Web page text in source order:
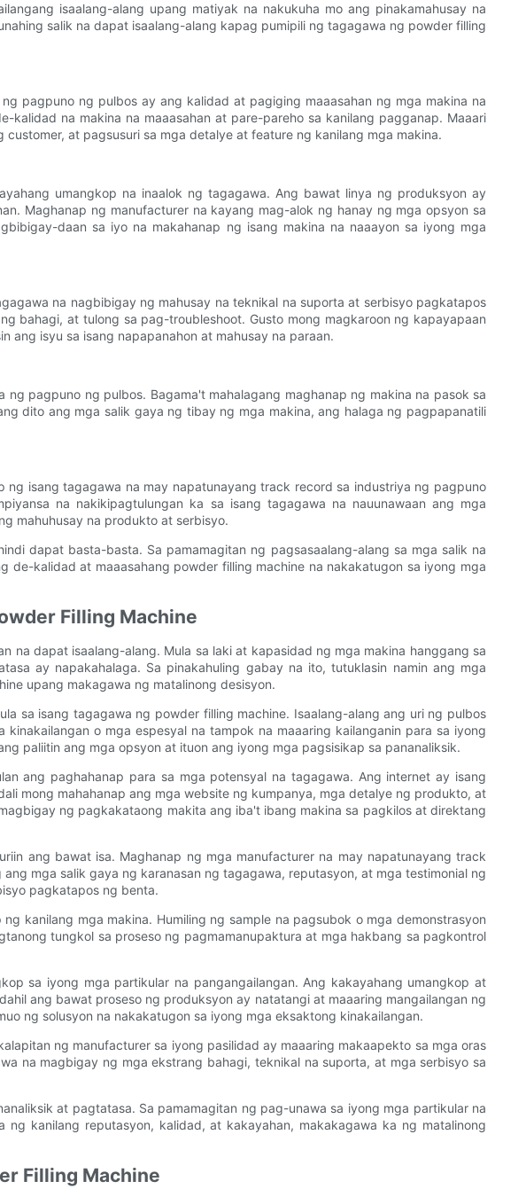
isaalang-alang upang matiyak na nakukuha mo ang pinakamahusay na
salik na dapat isaalang-alang kapag pumipili ng tagagawa ng powder filling
pagpuno ng pulbos ay ang kalidad at pagiging maaasahan ng mga makina na
na makina na maaasahan at pare-pareho sa kanilang pagganap. Maaari
at pagsusuri sa mga detalye at feature ng kanilang mga makina.
umangkop na inaalok ng tagagawa. Ang bawat linya ng produksyon ay
Maghanap ng manufacturer na kayang mag-alok ng hanay ng mga opsyon sa
daan sa iyo na makahanap ng isang makina na naaayon sa iyong mga
na nagbibigay ng mahusay na teknikal na suporta at serbisyo pagkatapos
bahagi, at tulong sa pag-troubleshoot. Gusto mong magkaroon ng kapayapaan
ang isyu sa isang napapanahon at mahusay na paraan.
pagpuno ng pulbos. Bagama't mahalagang maghanap ng makina na pasok sa
dito ang mga salik gaya ng tibay ng mga makina, ang halaga ng pagpapanatili
isang tagagawa na may napatunayang track record sa industriya ng pagpuno
na nakikipagtulungan ka sa isang tagagawa na nauunawaan ang mga
mahuhusay na produkto at serbisyo.
dapat basta-basta. Sa pamamagitan ng pagsasaalang-alang sa mga salik na
de-kalidad at maaasahang powder filling machine na nakakatugon sa iyong mga
Filling Machine
dapat isaalang-alang. Mula sa laki at kapasidad ng mga makina hanggang sa
ay napakahalaga. Sa pinakahuling gabay na ito, tutuklasin namin ang mga
upang makagawa ng matalinong desisyon.
sa isang tagagawa ng powder filling machine. Isaalang-alang ang uri ng pulbos
o mga espesyal na tampok na maaaring kailanganin para sa iyong
paliitin ang mga opsyon at ituon ang iyong mga pagsisikap sa pananaliksik.
ang paghahanap para sa mga potensyal na tagagawa. Ang internet ay isang
mong mahahanap ang mga website ng kumpanya, mga detalye ng produkto, at
ng pagkakataong makita ang iba't ibang makina sa pagkilos at direktang
ang bawat isa. Maghanap ng mga manufacturer na may napatunayang track
mga salik gaya ng karanasan ng tagagawa, reputasyon, at mga testimonial ng
pagkatapos ng benta.
kanilang mga makina. Humiling ng sample na pagsubok o mga demonstrasyon
tungkol sa proseso ng pagmamanupaktura at mga hakbang sa pagkontrol
sa iyong mga partikular na pangangailangan. Ang kakayahang umangkop at
ang bawat proseso ng produksyon ay natatangi at maaaring mangailangan ng
ng solusyon na nakakatugon sa iyong mga eksaktong kinakailangan.
ng manufacturer sa iyong pasilidad ay maaaring makaapekto sa mga oras
na magbigay ng mga ekstrang bahagi, teknikal na suporta, at mga serbisyo sa
at pagtatasa. Sa pamamagitan ng pag-unawa sa iyong mga partikular na
kanilang reputasyon, kalidad, at kakayahan, makakagawa ka ng matalinong
Filling Machine